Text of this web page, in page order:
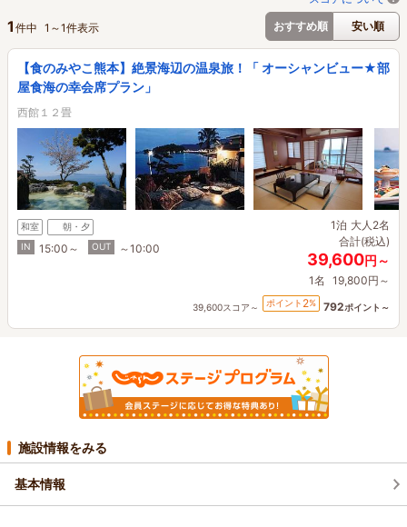
おすすめ順
安い順
1 件中 1 ～1件表示
【食のみやこ熊本】絶景海辺の温泉旅！「 オーシャンビュー★部
屋食海の幸会席プラン」
西館１２畳
和室
朝・夕
IN
15:00～ OUT ～10:00
1泊 大人2名
合計(税込)
39,600円～
1名 19,800円～
39,600スコア～ ポイント 2% 792ポイント～
施設情報をみる
基本情報